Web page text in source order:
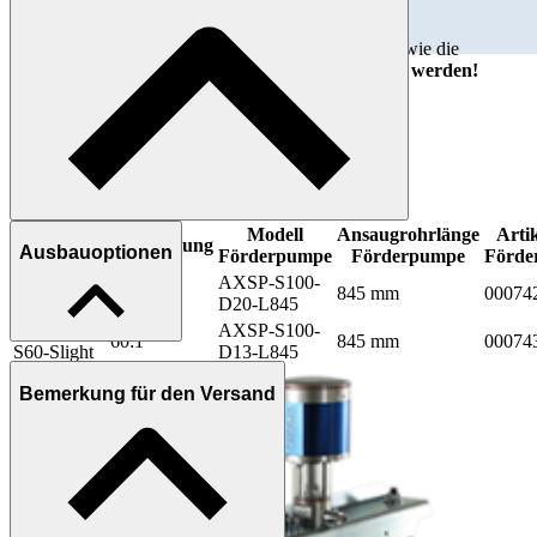
Schmierstoffpumpe AXSP
sowie die
müssen zusätzlich einzeln bestellt werden!
Bezeichnung
Artikel-Nr.
Bausatz Fasspumpe AXFP-S-Slight
0016803
Fasspumpe
Übersetzung
Modell
Förderpumpe
Ansaugrohrlänge
Förderpumpe
S25-Slight
25:1
AXSP-S100-
D20-L845
845 mm
S60-Slight
60:1
AXSP-S100-
D13-L845
845 mm
Ausbauoptionen
Bemerkung für den Versand